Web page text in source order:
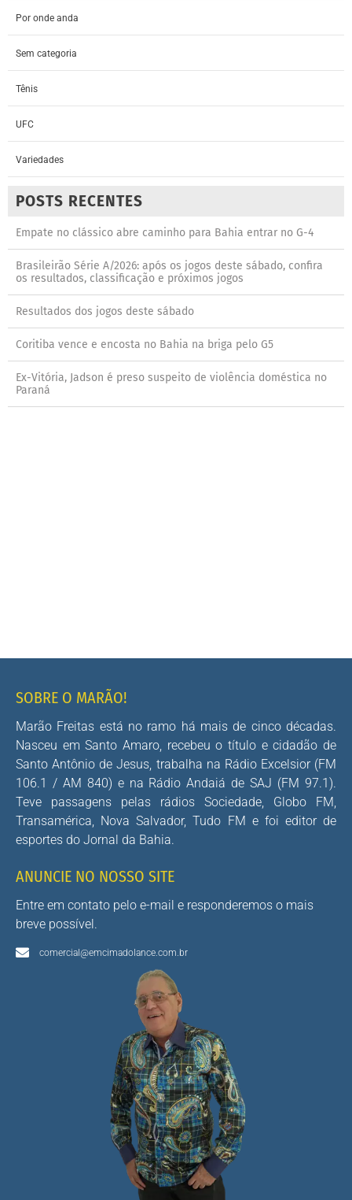
Por onde anda
Sem categoria
Tênis
UFC
Variedades
POSTS RECENTES
Empate no clássico abre caminho para Bahia entrar no G-4
Brasileirão Série A/2026: após os jogos deste sábado, confira
os resultados, classificação e próximos jogos
Resultados dos jogos deste sábado
Coritiba vence e encosta no Bahia na briga pelo G5
Ex-Vitória, Jadson é preso suspeito de violência doméstica no
Paraná
SOBRE O MARÃO!
Marão Freitas está no ramo há mais de cinco décadas.
Nasceu em Santo Amaro, recebeu o título e cidadão de
Santo Antônio de Jesus, trabalha na Rádio Excelsior (FM
106.1 / AM 840) e na Rádio Andaiá de SAJ (FM 97.1).
Teve passagens pelas rádios Sociedade, Globo FM,
Transamérica, Nova Salvador, Tudo FM e foi editor de
esportes do Jornal da Bahia.
ANUNCIE NO NOSSO SITE
Entre em contato pelo e-mail e responderemos o mais
breve possível.
comercial@emcimadolance.com.br